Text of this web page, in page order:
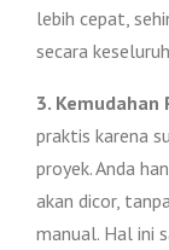
lebih cepat,
secara
3. Kemudahan
praktis karena
proyek. Anda
akan dicor,
manual. Hal ini